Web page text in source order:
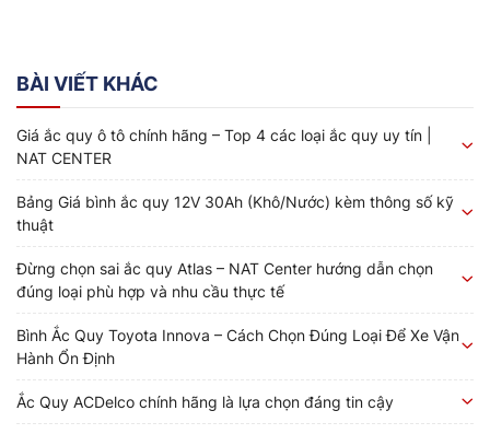
BÀI VIẾT KHÁC
Giá ắc quy ô tô chính hãng – Top 4 các loại ắc quy uy tín |
NAT CENTER
Bảng Giá bình ắc quy 12V 30Ah (Khô/Nước) kèm thông số kỹ
thuật
Đừng chọn sai ắc quy Atlas – NAT Center hướng dẫn chọn
đúng loại phù hợp và nhu cầu thực tế
Bình Ắc Quy Toyota Innova – Cách Chọn Đúng Loại Để Xe Vận
Hành Ổn Định
Ắc Quy ACDelco chính hãng là lựa chọn đáng tin cậy